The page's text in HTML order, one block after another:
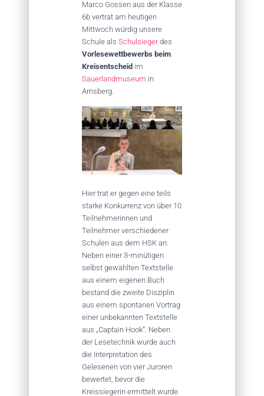
Marco Gossen aus der Klasse
6b vertrat am heutigen
Mittwoch würdig unsere
Schule als Schulsiegerdes
Vorlesewettbewerbs beim
Kreisentscheid im
Sauerlandmuseum in
Arnsberg.
Hier trat er gegen eine teils
starke Konkurrenz von über 10
Teilnehmerinnen und
Teilnehmer verschiedener
Schulen aus dem HSK an:
Neben einer 3-minütigen
selbst gewählten Textstelle
aus einem eigenen Buch
bestand die zweite Disziplin
aus einem spontanen Vortrag
einer unbekannten Textstelle
aus „Captain Hook“. Neben
der Lesetechnik wurde auch
die Interpretation des
Gelesenen von vier Juroren
bewertet, bevor die
Kreissiegerin ermittelt wurde.